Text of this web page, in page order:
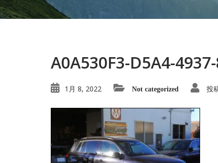
A0A530F3-D5A4-
1月 8, 2022 Not categorized 投